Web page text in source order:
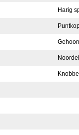
Harig